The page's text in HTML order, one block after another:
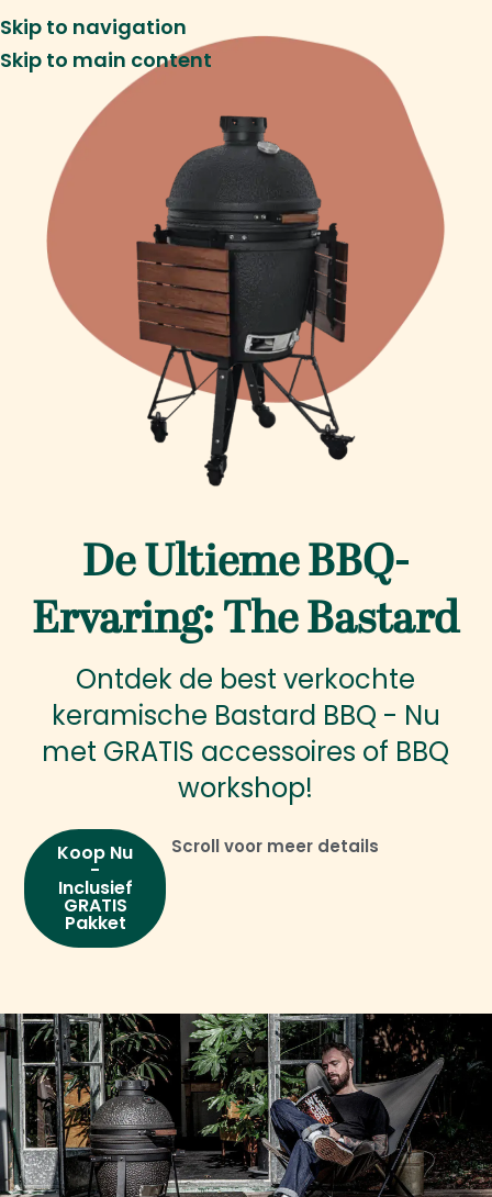
Skip to navigation
Skip to main content
De Ultieme BBQ-
Ervaring: The Bastard
Ontdek de best verkochte
keramische Bastard BBQ - Nu
met GRATIS accessoires of BBQ
workshop!
Koop Nu
-
Inclusief
GRATIS
Pakket
Scroll voor meer details